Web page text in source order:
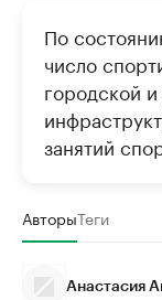
По
число
городской
занятий
АвторыТеги
Анастасия